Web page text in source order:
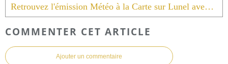
Retrouvez l'émission Météo à la Carte sur Lunel avec moi même sur Youtube .
COMMENTER CET ARTICLE
Ajouter un commentaire